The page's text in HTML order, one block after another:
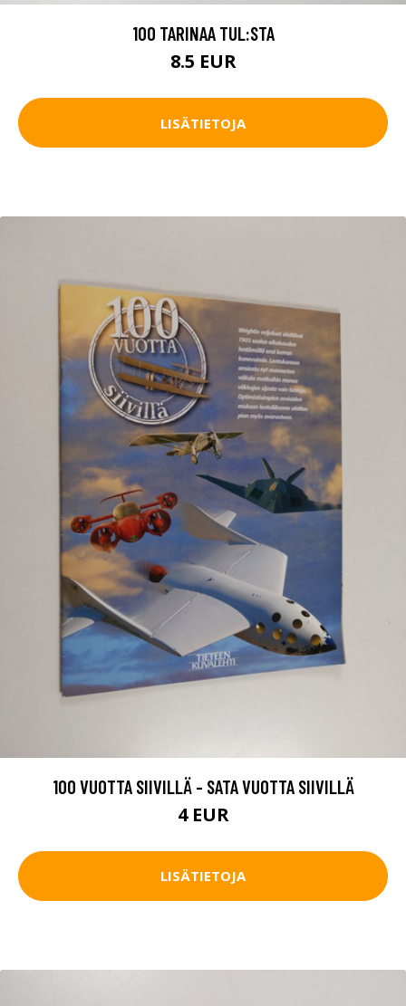
100 TARINAA TUL:STA
8.5 EUR
LISÄTIETOJA
100 VUOTTA SIIVILLÄ - SATA VUOTTA SIIVILLÄ
4 EUR
LISÄTIETOJA